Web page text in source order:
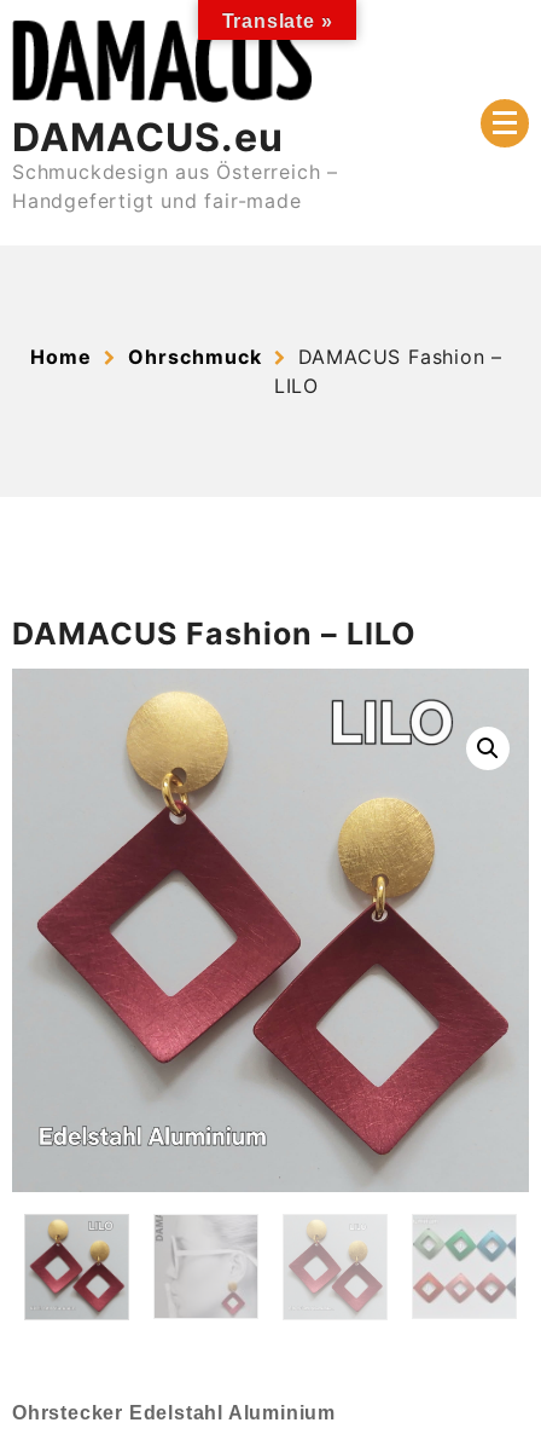
content
DAMACUS.eu
Schmuckdesign aus Österreich –
Handgefertigt und fair-made
Home Ohrschmuck
DAMACUS Fashion –
LILO
DAMACUS Fashion – LILO
Ohrstecker Edelstahl Aluminium
Translate »